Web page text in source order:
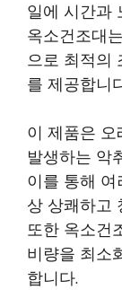
일에 시간과
옥소건조대
으로 최적의
를 제공합니
이 제품은
발생하는 악
이를 통해
상 상쾌하고
또한 옥소건
비량을 최소
합니다.